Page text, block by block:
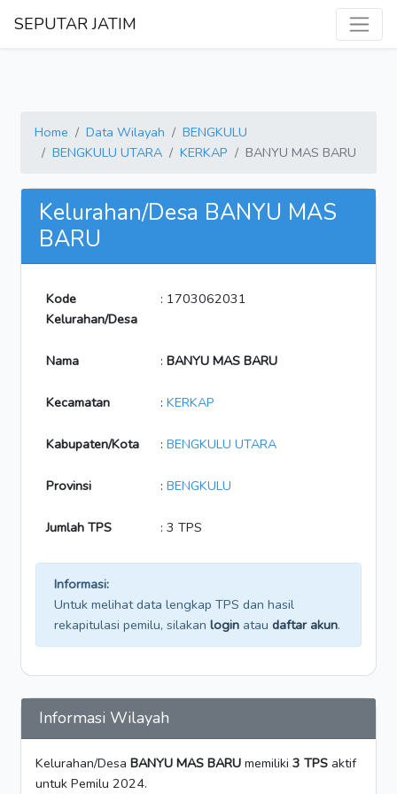
SEPUTAR JATIM
Home Data Wilayah
BENGKULU
BENGKULU UTARA
KERKAP BANYU MAS BARU
Kelurahan/Desa BANYU MAS
BARU
Kode
Kelurahan/Desa
: 1703062031
Nama : BANYU MAS BARU
Kecamatan : KERKAP
Kabupaten/Kota : BENGKULU UTARA
Provinsi : BENGKULU
Jumlah TPS : 3 TPS
Informasi:
Untuk melihat data lengkap TPS dan hasil
rekapitulasi pemilu, silakan login atau daftar akun.
Informasi Wilayah
Kelurahan/Desa BANYU MAS BARU memiliki 3 TPS aktif
untuk Pemilu 2024.